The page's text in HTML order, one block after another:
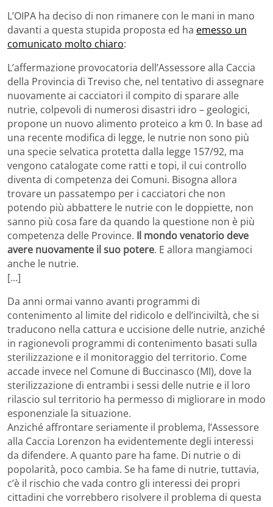
L’OIPA ha deciso di non rimanere con le mani in mano
davanti a questa stupida proposta ed ha emesso un
comunicato molto chiaro:
L’affermazione provocatoria dell’Assessore alla Caccia
della Provincia di Treviso che, nel tentativo di assegnare
nuovamente ai cacciatori il compito di sparare alle
nutrie, colpevoli di numerosi disastri idro – geologici,
propone un nuovo alimento proteico a km 0. In base ad
una recente modifica di legge, le nutrie non sono più
una specie selvatica protetta dalla legge 157/92, ma
vengono catalogate come ratti e topi, il cui controllo
diventa di competenza dei Comuni. Bisogna allora
trovare un passatempo per i cacciatori che non
potendo più abbattere le nutrie con le doppiette, non
sanno più cosa fare da quando la questione non è più
competenza delle Province. Il mondo venatorio deve
avere nuovamente il suo potere. E allora mangiamoci
anche le nutrie.
[…]
Da anni ormai vanno avanti programmi di
contenimento al limite del ridicolo e dell’inciviltà, che si
traducono nella cattura e uccisione delle nutrie, anziché
in ragionevoli programmi di contenimento basati sulla
sterilizzazione e il monitoraggio del territorio. Come
accade invece nel Comune di Buccinasco (MI), dove la
sterilizzazione di entrambi i sessi delle nutrie e il loro
rilascio sul territorio ha permesso di migliorare in modo
esponenziale la situazione.
Anziché affrontare seriamente il problema, l’Assessore
alla Caccia Lorenzon ha evidentemente degli interessi
da difendere. A quanto pare ha fame. Di nutrie o di
popolarità, poco cambia. Se ha fame di nutrie, tuttavia,
c’è il rischio che vada contro gli interessi dei propri
cittadini che vorrebbero risolvere il problema di questa